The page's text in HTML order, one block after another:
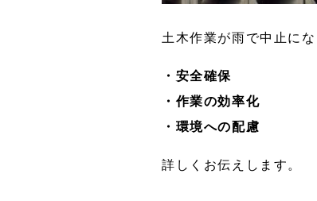
土木作業が雨で中止に
・安全確保
・作業の効率化
・環境への配慮
詳しくお伝えします。